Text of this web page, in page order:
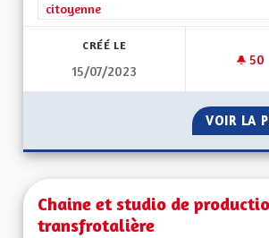
citoyenne
CRÉÉ LE
15/07/2023
50
VOIR LA
Chaine et studio de
transfrotalière